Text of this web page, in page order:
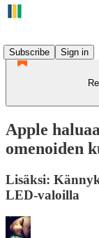
Subscribe
Sign in
Apple
omenoiden
Lisäksi:
LED-valoilla